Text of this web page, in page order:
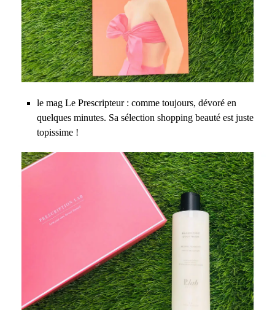
le mag Le Prescripteur : comme toujours, dévoré en
quelques minutes. Sa sélection shopping beauté est juste
topissime !